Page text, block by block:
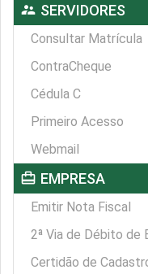
supervisor_account SERVIDORES
Consultar Matrícula
ContraCheque
Cédula C
Primeiro Acesso
Webmail
card_travel EMPRESA
Emitir Nota Fiscal
2ª Via de Débito de
Certidão de